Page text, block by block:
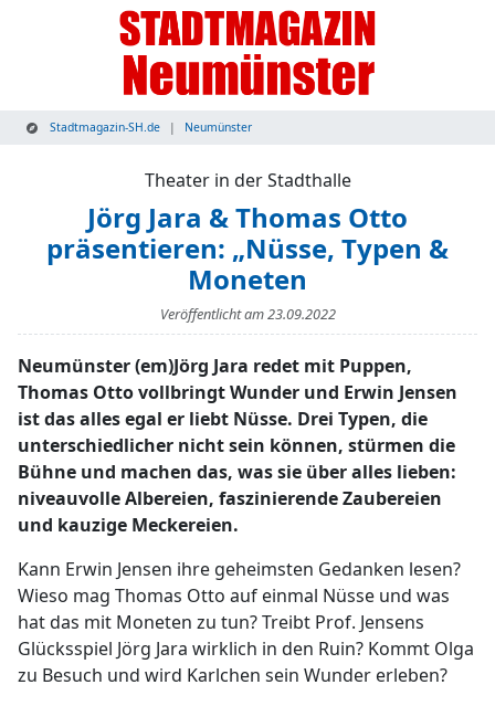
Stadtmagazin-SH.de Neumünster
Theater in der Stadthalle
Jörg Jara & Thomas Otto
präsentieren: „Nüsse, Typen &
Moneten
Veröffentlicht am23.09.2022
Neumünster (em)Jörg Jara redet mit Puppen,
Thomas Otto vollbringt Wunder und Erwin Jensen
ist das alles egal er liebt Nüsse. Drei Typen, die
unterschiedlicher nicht sein können, stürmen die
Bühne und machen das, was sie über alles lieben:
niveauvolle Albereien, faszinierende Zaubereien
und kauzige Meckereien.
Kann Erwin Jensen ihre geheimsten Gedanken lesen?
Wieso mag Thomas Otto auf einmal Nüsse und was
hat das mit Moneten zu tun? Treibt Prof. Jensens
Glücksspiel Jörg Jara wirklich in den Ruin? Kommt Olga
zu Besuch und wird Karlchen sein Wunder erleben?